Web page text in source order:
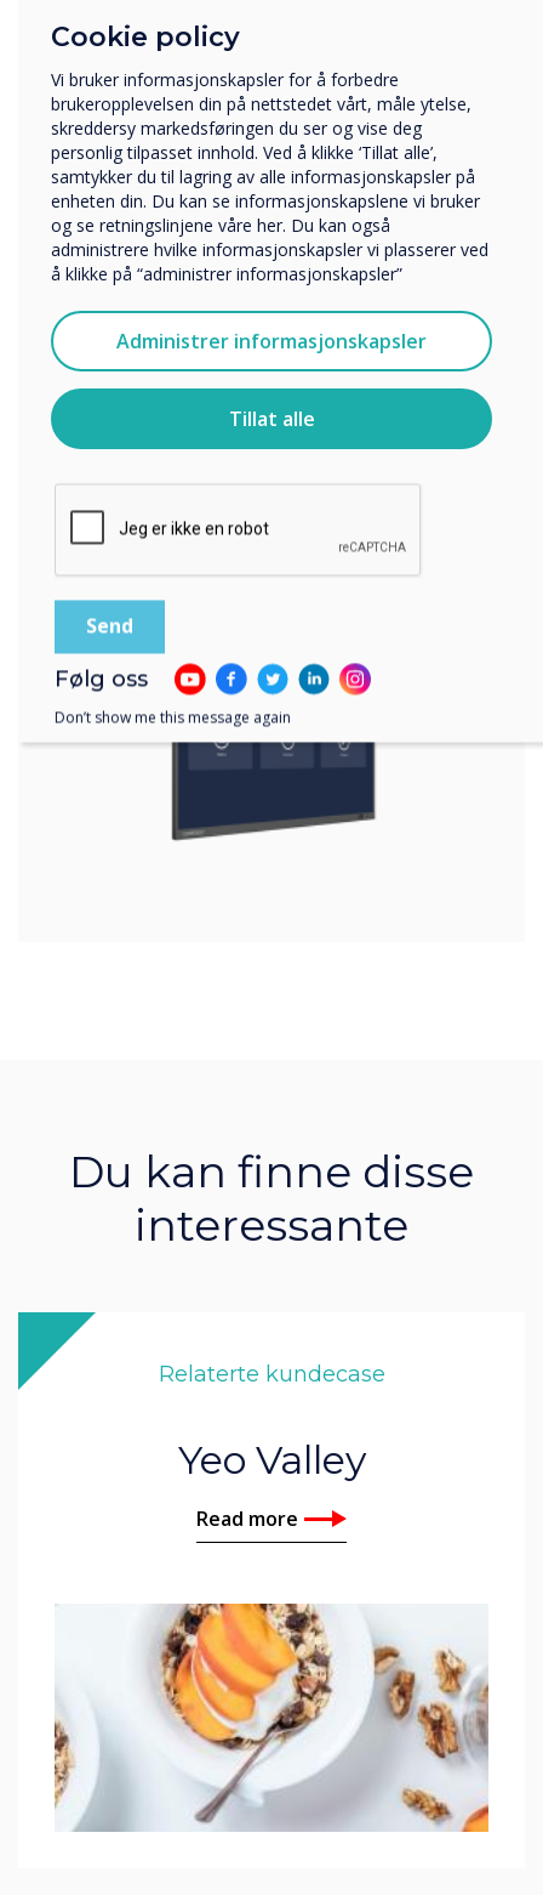
Clevertouch Pro Series"
Spotlight-produkt
Den prisbelønte UX
Pro ble valgt for
denne
installasjonen
Du kan finne disse
interessante
Relaterte kundecase
Yeo Valley
Read more
Cookie policy
Vi bruker informasjonskapsler for å forbedre
brukeropplevelsen din på nettstedet vårt, måle ytelse,
skreddersy markedsføringen du ser og vise deg
personlig tilpasset innhold. Ved å klikke ‘Tillat alle’,
samtykker du til lagring av alle informasjonskapsler på
enheten din. Du kan se informasjonskapslene vi bruker
og se retningslinjene våre her. Du kan også
administrere hvilke informasjonskapsler vi plasserer ved
å klikke på “administrer informasjonskapsler”
Administrer informasjonskapsler
Tillat alle
Hvilken bransje jobber du i?
Företag
Övriga
Selskapets navn
Vi vil gjerne kontakte deg angående våre produkter og
tjenester via e-post, telefon eller post.
Jeg godtar å motta kommunikasjon fra
Clevertouch.
For informasjon om hvordan vi samler inn og bruker
personopplysningene dine, se vår
personvernerklæring.
Ved å klikke på send gir du samtykke til Clevertouch til å
Følg oss
Don’t show me this message again